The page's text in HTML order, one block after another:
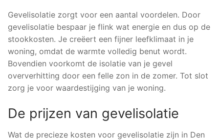
Gevelisolatie zorgt voor een aantal voordelen. Door
gevelisolatie bespaar je flink wat energie en dus op de
stookkosten. Je creëert een fijner leefklimaat in je
woning, omdat de warmte volledig benut wordt.
Bovendien voorkomt de isolatie van je gevel
oververhitting door een felle zon in de zomer. Tot slot
zorg je voor waardestijging van je woning.
De prijzen van gevelisolatie
Wat de precieze kosten voor gevelisolatie zijn in Den